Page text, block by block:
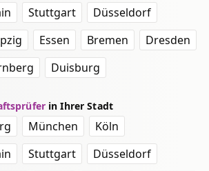
Stuttgart
Düsseldorf
Essen Bremen
Dresden
Duisburg
in Ihrer Stadt
München
Köln
Stuttgart
Düsseldorf